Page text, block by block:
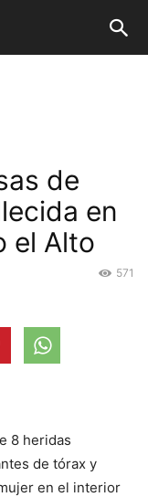
de
en
el Alto
571
8 heridas
de tórax y
en el interior